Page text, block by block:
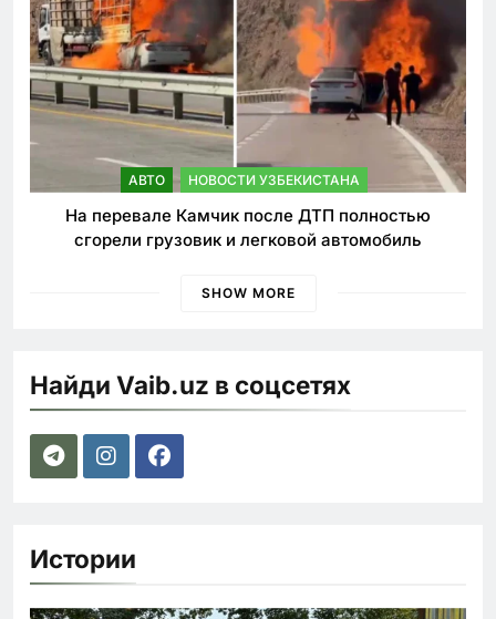
АВТО НОВОСТИ УЗБЕКИСТАНА
На перевале Камчик после ДТП полностью
сгорели грузовик и легковой автомобиль
SHOW MORE
Найди Vaib.uz в соцсетях
Истории